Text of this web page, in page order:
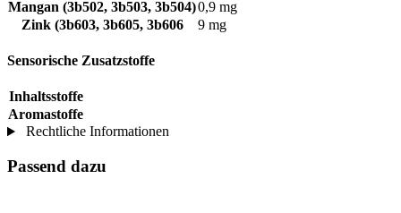
Mangan (3b502, 3b503, 3b504)0,9 mg
Zink (3b603, 3b605, 3b606
9 mg
Sensorische Zusatzstoffe
Inhaltsstoffe
Aromastoffe
Rechtliche Informationen
Passend dazu